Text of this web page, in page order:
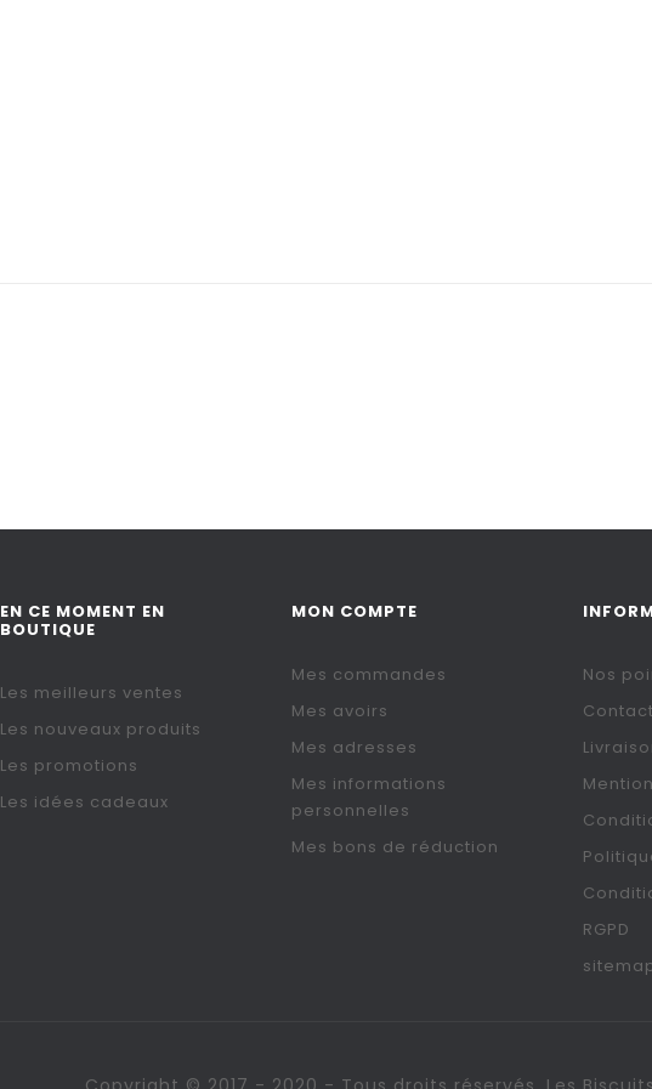
EN CE MOMENT EN
BOUTIQUE
Les meilleurs ventes
Les nouveaux produits
Les promotions
Les idées cadeaux
MON COMPTE
Mes commandes
Mes avoirs
Mes adresses
Mes informations
personnelles
Mes bons de réduction
Nos
RGPD